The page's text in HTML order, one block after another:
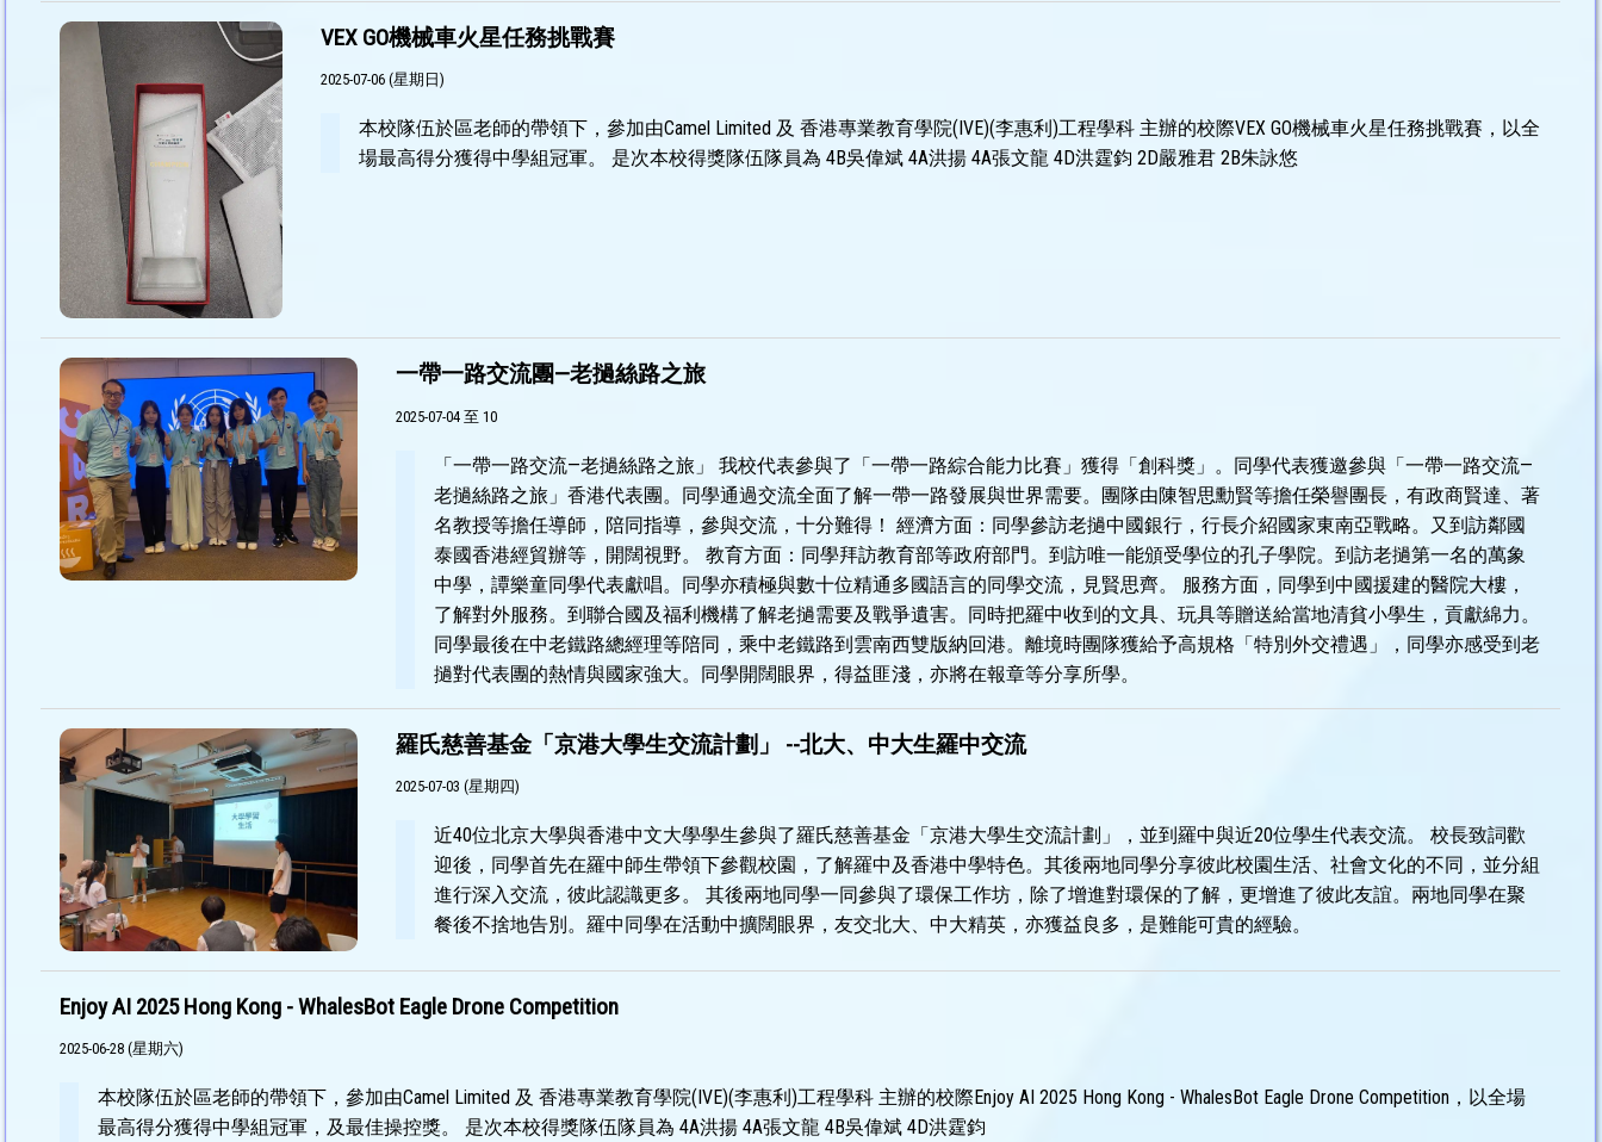
VEX GO機械車火星任務挑戰賽
2025-07-06 (星期日)
本校隊伍於區老師的帶領下，參加由Camel Limited 及 香港專業教育學院(IVE)(李惠利)工程學科 主辦的校際VEX GO機械車火星任務挑戰賽，以全
場最高得分獲得中學組冠軍。 是次本校得獎隊伍隊員為 4B吳偉斌 4A洪揚 4A張文龍 4D洪霆鈞 2D嚴雅君 2B朱詠悠
一帶一路交流團—老撾絲路之旅
2025-07-04 至 10
「一帶一路交流—老撾絲路之旅」 我校代表參與了「一帶一路綜合能力比賽」獲得「創科獎」。同學代表獲邀參與「一帶一路交流—
老撾絲路之旅」香港代表團。同學通過交流全面了解一帶一路發展與世界需要。團隊由陳智思勳賢等擔任榮譽團長，有政商賢達、著
名教授等擔任導師，陪同指導，參與交流，十分難得！ 經濟方面：同學參訪老撾中國銀行，行長介紹國家東南亞戰略。又到訪鄰國
泰國香港經貿辦等，開闊視野。 教育方面：同學拜訪教育部等政府部門。到訪唯一能頒受學位的孔子學院。到訪老撾第一名的萬象
中學，譚樂童同學代表獻唱。同學亦積極與數十位精通多國語言的同學交流，見賢思齊。 服務方面，同學到中國援建的醫院大樓，
了解對外服務。到聯合國及福利機構了解老撾需要及戰爭遺害。同時把羅中收到的文具、玩具等贈送給當地清貧小學生，貢獻綿力。
同學最後在中老鐵路總經理等陪同，乘中老鐵路到雲南西雙版納回港。離境時團隊獲給予高規格「特別外交禮遇」，同學亦感受到老
撾對代表團的熱情與國家強大。同學開闊眼界，得益匪淺，亦將在報章等分享所學。
羅氏慈善基金「京港大學生交流計劃」 --北大、中大生羅中交流
2025-07-03 (星期四)
近40位北京大學與香港中文大學學生參與了羅氏慈善基金「京港大學生交流計劃」，並到羅中與近20位學生代表交流。 校長致詞歡
迎後，同學首先在羅中師生帶領下參觀校園，了解羅中及香港中學特色。其後兩地同學分享彼此校園生活、社會文化的不同，並分組
進行深入交流，彼此認識更多。 其後兩地同學一同參與了環保工作坊，除了增進對環保的了解，更增進了彼此友誼。兩地同學在聚
餐後不捨地告別。羅中同學在活動中擴闊眼界，友交北大、中大精英，亦獲益良多，是難能可貴的經驗。
Enjoy AI 2025 Hong Kong - WhalesBot Eagle Drone Competition
2025-06-28 (星期六)
本校隊伍於區老師的帶領下，參加由Camel Limited 及 香港專業教育學院(IVE)(李惠利)工程學科 主辦的校際Enjoy AI 2025 Hong Kong - WhalesBot Eagle Drone Competition，以全場
最高得分獲得中學組冠軍，及最佳操控獎。 是次本校得獎隊伍隊員為 4A洪揚 4A張文龍 4B吳偉斌 4D洪霆鈞